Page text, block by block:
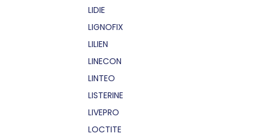
LIDIE
LIGNOFIX
LILIEN
LINECON
LINTEO
LISTERINE
LIVEPRO
LOCTITE